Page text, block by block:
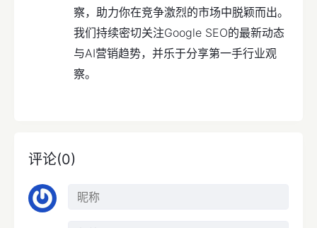
察，助力你在竞争激烈的市场中脱颖而出。
我们持续密切关注Google SEO的最新动态
与AI营销趋势，并乐于分享第一手行业观
察。
评论(0)